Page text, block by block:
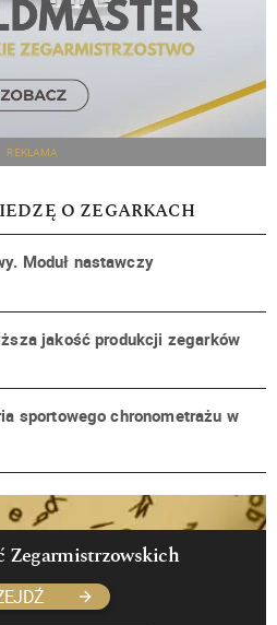
REKLAMA
O ZEGARKACH
Moduł nastawczy
jakość produkcji zegarków
sportowego chronometrażu w
Zegarmistrzowskich